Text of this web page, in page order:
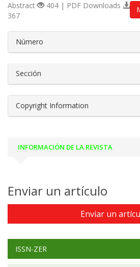
Abstract
404 | PDF Downloads
367
Número
Sección
Copyright Information
INFORMACIÓN DE LA REVISTA
Enviar un artículo
Enviar un
ISSN-ZER